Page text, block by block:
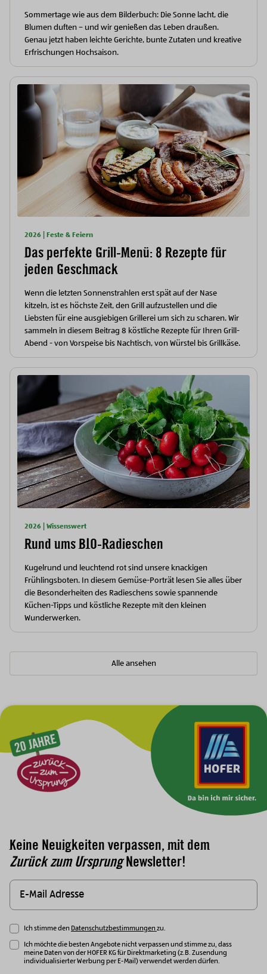
Sommertage wie aus dem Bilderbuch: Die Sonne lacht, die
Blumen duften – und wir genießen das Leben draußen.
Genau jetzt haben leichte Gerichte, bunte Zutaten und kreative
Erfrischungen Hochsaison.
2026 | Feste & Feiern
Das perfekte Grill-Menü: 8 Rezepte für
jeden Geschmack
Wenn die letzten Sonnenstrahlen erst spät auf der Nase
kitzeln, ist es höchste Zeit, den Grill aufzustellen und die
Liebsten für eine ausgiebigen Grillerei um sich zu scharen. Wir
sammeln in diesem Beitrag 8 köstliche Rezepte für Ihren Grill-
Abend - von Vorspeise bis Nachtisch, von Würstel bis Grillkäse.
2026 | Wissenswert
Rund ums BIO-Radieschen
Kugelrund und leuchtend rot sind unsere knackigen
Frühlingsboten. In diesem Gemüse-Porträt lesen Sie alles über
die Besonderheiten des Radieschens sowie spannende
Küchen-Tipps und köstliche Rezepte mit den kleinen
Wunderwerken.
Alle ansehen
Zur Hauptnavigation
Keine Neuigkeiten verpassen, mit dem
Zurück zum UrsprungNewsletter!
Ich stimme den Datenschutzbestimmungenzu.
Ich möchte die besten Angebote nicht verpassen und stimme zu, dass
meine Daten von der HOFER KG für Direktmarketing (z.B. Zusendung
individualisierter Werbung per E-Mail) verwendet werden dürfen.